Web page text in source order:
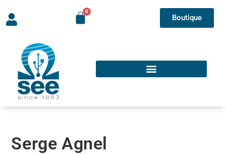
Boutique
Serge Agnel